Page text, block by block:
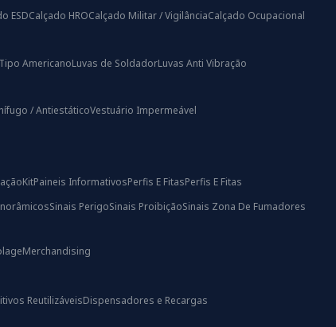
ESDCalçado HROCalçado Militar / VigilânciaCalçado Ocupacional
AmericanoLuvas de SoldadorLuvas Anti Vibração
/ AntiestáticoVestuário Impermeável
KitPaineis InformativosPerfis E FitasPerfis E Fitas
Sinais PerigoSinais ProibiçãoSinais Zona De Fumadores
Merchandising
ReutilizáveisDispensadores e Recargas